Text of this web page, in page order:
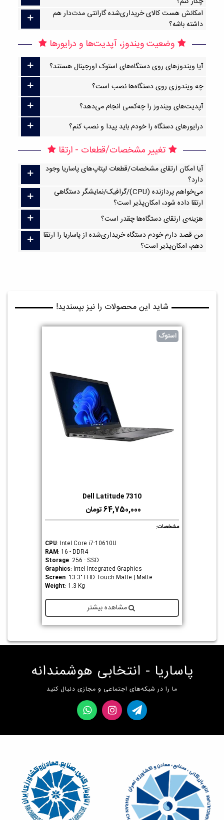
امکانش هست کالای خریداری‌شده گارانتی مدت‌دار هم
داشته باشه؟
وضعیت ویندوز، آپدیت‌ها و درایورها
آیا ویندوزهای روی دستگاه‌های استوک اورجینال هستند؟
چه ویندوزی روی دستگاه‌ها نصب است؟
آپدیت‌های ویندوز را چه‌کسی انجام می‌دهد؟
درایورهای دستگاه را خودم باید پیدا و نصب کنم؟
تغییر مشخصات/قطعات - ارتقا
آیا امکان ارتقا‌ی مشخصات/قطعات لپتاپ‌های پاساریا وجود
دارد؟
می‌خواهم پردازنده (CPU)/گرافیک/نمایشگر دستگاهی
ارتقا داده شود، امکان‌پذیر است؟
هزینه‌ی ارتقای دستگاه‌ها چقدر است؟
من قصد دارم خودم دستگاه خریداری‌شده از پاساریا را ارتقا
دهم، امکان‌پذیر است؟
شاید این محصولات را نیز بپسندید!
استوک
Dell Latitude 7310
64,750,000 تومان
مشخصات:
CPU: Intel Core i7-10610U
RAM: 16 - DDR4
Storage: 256 - SSD
Graphics: Intel Integrated Graphics
Screen: 13.3" FHD Touch Matte | Matte
Weight: 1.3 Kg
مشاهده بیشتر
پاساریا - انتخابی هوشمندانه
ما را در شبکه‌های اجتماعی و مجازی دنبال کنید